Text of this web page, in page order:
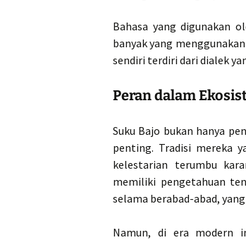
Bahasa yang digunakan
banyak yang
sendiri terdiri dari dialek
Peran dalam
Suku Bajo bukan hanya
penting. Tradisi mereka
kelestarian terumbu
memiliki pengetahuan
selama berabad-abad,
Namun, di era modern